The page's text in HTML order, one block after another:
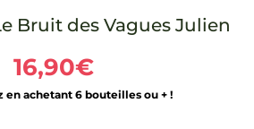
Bruit des Vagues Julien
16,90€
en achetant 6 bouteilles ou + !